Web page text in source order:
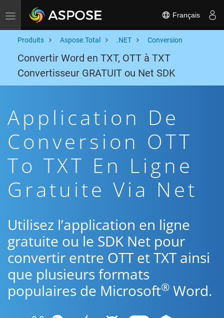
Toggle navigation Français
Produits Aspose.Total .NET Conversion
Convertir Word en TXT, OTT à TXT
Convertisseur GRATUIT ou Net SDK
Application De
Conversion OTT
To TXT En Ligne
Gratuite Via Net
Utilisez l’application en ligne
gratuite ou le SDK Net pour
convertir entre OTT et TXT ainsi
que plusieurs formats
populaires de Microsoft® Word.